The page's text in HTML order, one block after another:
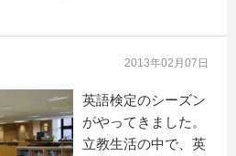
2013年02月07日
英語検定のシーズン
がやってきました。
立教生活の中で、英